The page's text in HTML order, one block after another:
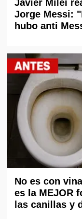
Javier Milei
Jorge Messi:
hubo anti
No es con
es la MEJOR
las canillas y